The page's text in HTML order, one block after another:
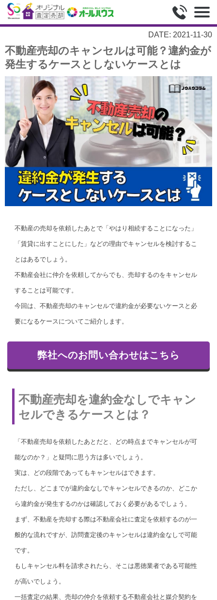
DATE: 2021-11-30
不動産売却のキャンセルは可能？違約金が
発生するケースとしないケースとは
不動産の売却を依頼したあとで「やはり相続することになった」
「賃貸に出すことにした」などの理由でキャンセルを検討するこ
とはあるでしょう。
不動産会社に仲介を依頼してからでも、売却するのをキャンセル
することは可能です。
今回は、不動産売却のキャンセルで違約金が必要ないケースと必
要になるケースについてご紹介します。
弊社へのお問い合わせはこちら
不動産売却を違約金なしでキャン
セルできるケースとは？
「不動産売却を依頼したあとだと、どの時点までキャンセルが可
能なのか？」と疑問に思う方は多いでしょう。
実は、どの段階であってもキャンセルはできます。
ただし、どこまでが違約金なしでキャンセルできるのか、どこか
ら違約金が発生するのかは確認しておく必要があるでしょう。
まず、不動産を売却する際は不動産会社に査定を依頼するのが一
般的な流れですが、訪問査定後のキャンセルは違約金なしで可能
です。
もしキャンセル料を請求されたら、そこは悪徳業者である可能性
が高いでしょう。
一括査定の結果、売却の仲介を依頼する不動産会社と媒介契約を